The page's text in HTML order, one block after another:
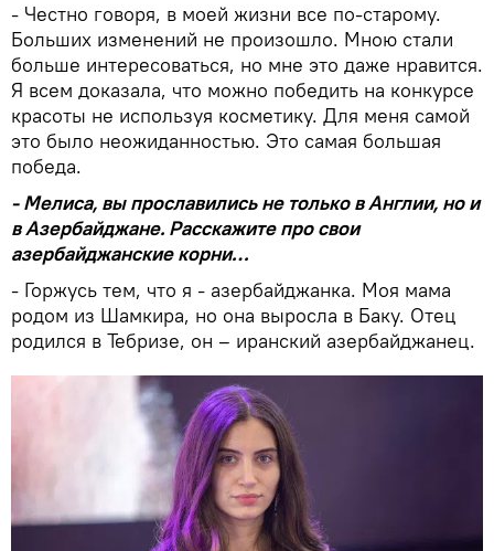
- Честно говоря, в моей жизни все по-старому.
Больших изменений не произошло. Мною стали
больше интересоваться, но мне это даже нравится.
Я всем доказала, что можно победить на конкурсе
красоты не используя косметику. Для меня самой
это было неожиданностью. Это самая большая
победа.
- Мелиса, вы прославились не только в Англии, но и
в Азербайджане. Расскажите про свои
азербайджанские корни…
- Горжусь тем, что я - азербайджанка. Моя мама
родом из Шамкира, но она выросла в Баку. Отец
родился в Тебризе, он – иранский азербайджанец.